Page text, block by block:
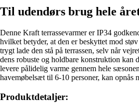
Til udendørs brug hele
Denne Kraft terrassevarmer er IP34
hvilket betyder, at den er beskyttet mod
trygt lade den stå på terrassen, selv når
dens robuste og holdbare konstruktion kan
levere pålidelig varme gennem hele
havemøbelsæt til 6-10 personer, kan opnås
Produktdetaljer: